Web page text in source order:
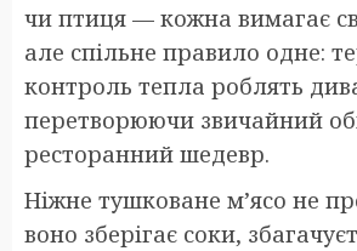
чи птиця — кожна вимагає
але спільне правило одне:
контроль тепла роблять
перетворюючи звичайний
ресторанний шедевр.
Ніжне тушковане м’ясо не
воно зберігає соки,